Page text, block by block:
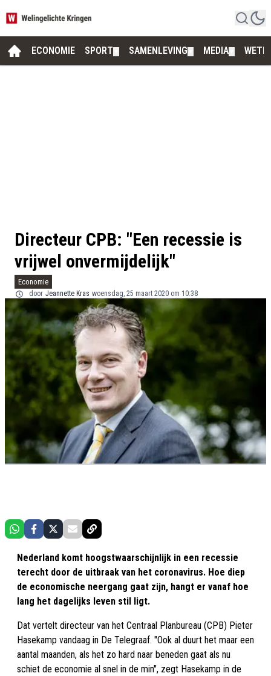
ECONOMIE SPORT SAMENLEVING MEDIA
Directeur CPB: "Een recessie is
vrijwel onvermijdelijk"
Economie
door Jeannette Kras woensdag, 25 maart 2020 om 10:38
Nederland komt hoogstwaarschijnlijk in een recessie
terecht door de uitbraak van het coronavirus. Hoe diep
de economische neergang gaat zijn, hangt er vanaf hoe
lang het dagelijks leven stil ligt.
Dat vertelt directeur van het Centraal Planbureau (CPB) Pieter
Hasekamp vandaag in De Telegraaf. "Ook al duurt het maar een
aantal maanden, als het zo hard naar beneden gaat als nu
schiet de economie al snel in de min", zegt Hasekamp in de